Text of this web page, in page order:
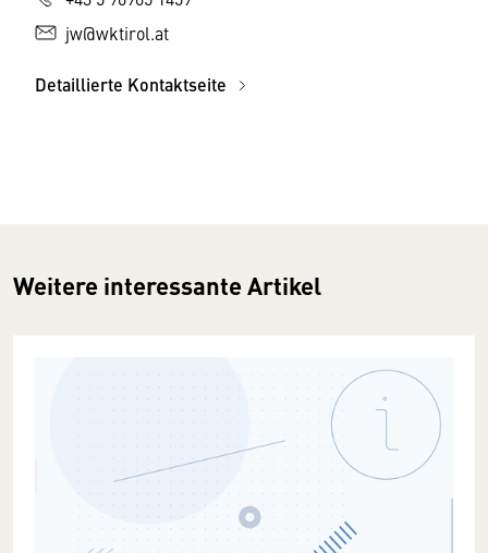
jw@wktirol.at
Detaillierte Kontaktseite
Weitere interessante Artikel